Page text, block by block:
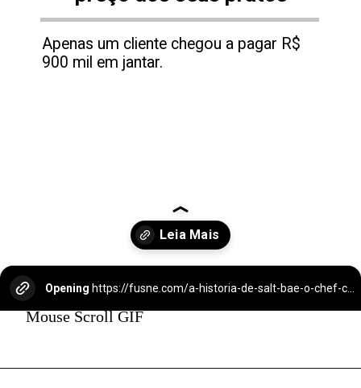
Apenas um cliente chegou a pagar R$
900 mil em jantar.
Opening https://fusne.com/a-historia-de-salt-bae-o-chef-com-fortuna-e-sucesso.html
Mouse Scroll GIF